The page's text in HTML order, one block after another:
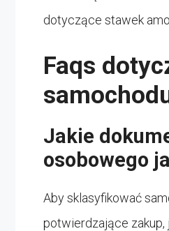
dotyczące stawek
Faqs
Jakie
osobowego
Aby sklasyfikować
potwierdzające zakup,